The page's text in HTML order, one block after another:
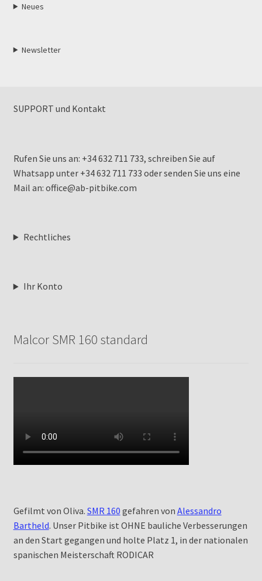
Neues
Newsletter
SUPPORT und Kontakt
Rufen Sie uns an: +34 632 711 733, schreiben Sie auf
Whatsapp unter +34 632 711 733 oder senden Sie uns eine
Mail an: office@ab-pitbike.com
Rechtliches
Ihr Konto
Malcor SMR 160 standard
Gefilmt von Oliva. SMR 160 gefahren von Alessandro
Bartheld. Unser Pitbike ist OHNE bauliche Verbesserungen
an den Start gegangen und holte Platz 1, in der nationalen
spanischen Meisterschaft RODICAR